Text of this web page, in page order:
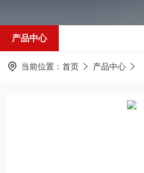
产品中心
当前位置： 首页 产品中心